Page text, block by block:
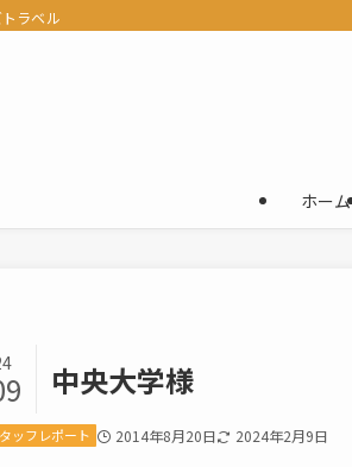
ラベル
ホーム
中央大学様
ッフレポート 2014年8月20日 2024年2月9日